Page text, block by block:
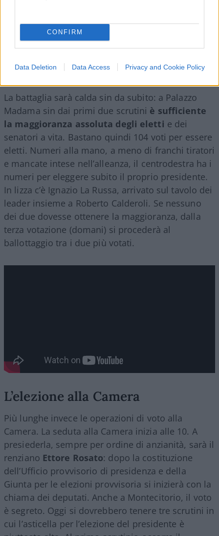
CONFIRM
Data Deletion Data Access Privacy and Cookie Policy
scriveranno il nome del presidente su un foglietto
di carta e lo depositeranno nell’urna. Le
circa per poi procedere con lo scrutinio.
La battaglia sarà calda sin da subito: a Palazzo
Madama sin dai primi due scrutini è sufficiente
la maggioranza assoluta degli eletti e dei
senatori a vita. Bastano quindi 104 voti per essere
eletti. Numeri alla mano, a meno di franchi tiratori
e mancate intese nell’alleanza, il centrodestra ha i
numeri per eleggere subito il proprio presidente.
In lizza c’è Ignazio La Russa, arrivato sul tavolo dei
leader insieme a Roberto Calderoli. Se nessuno
dei due dovesse ottenere la maggioranza, dalla
terza votazione (domani) si procederà al
ballottaggio tra i due più votati.
L’elezione alla Camera
Più lunghe invece le operazioni di voto alla
Camera. La seduta alla Camera inizia alle 10. A
presiederla, sempre per ordine di anzianità, sarà il
renziano Ettore Rosato: dopo la costituzione
dell’Ufficio provvisorio di presidenza e della
Giunta per le elezioni provvisoria si inizierà con la
chiama dei deputati. Anche a Montecitorio, il voto
è segreto. Oggi si dovrebbero tenere tre scrutini in
cui l’asticella per l’elezione del presidente è